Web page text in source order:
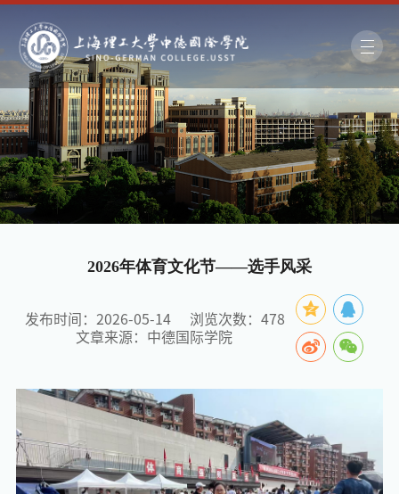
2026年体育文化节——选手风采
发布时间：2026-05-14 浏览次数：478
文章来源：中德国际学院